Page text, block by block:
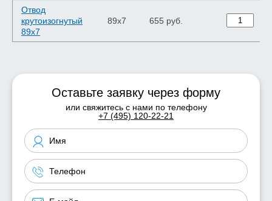
Отвод
крутоизогнутый
89х7
89х7 655 руб.
Оставьте заявку через форму
или свяжитесь с нами по телефону
+7 (495) 120-22-21